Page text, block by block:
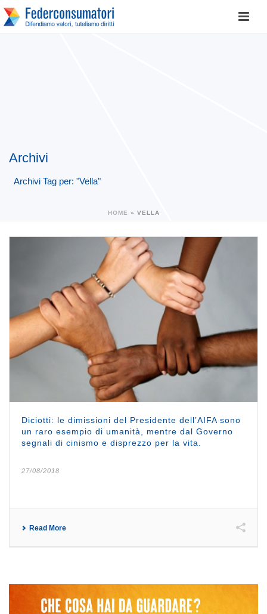
Archivi
Archivi Tag per: "Vella"
HOME » VELLA
Diciotti: le dimissioni del Presidente dell’AIFA sono
un raro esempio di umanità, mentre dal Governo
segnali di cinismo e disprezzo per la vita.
27/08/2018
Read More